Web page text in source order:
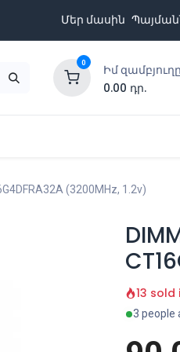
Մեր մասին
0
Իմ զամբյուղը
0.00 դր.
(3200MHz, 1.2v)
13
3 people